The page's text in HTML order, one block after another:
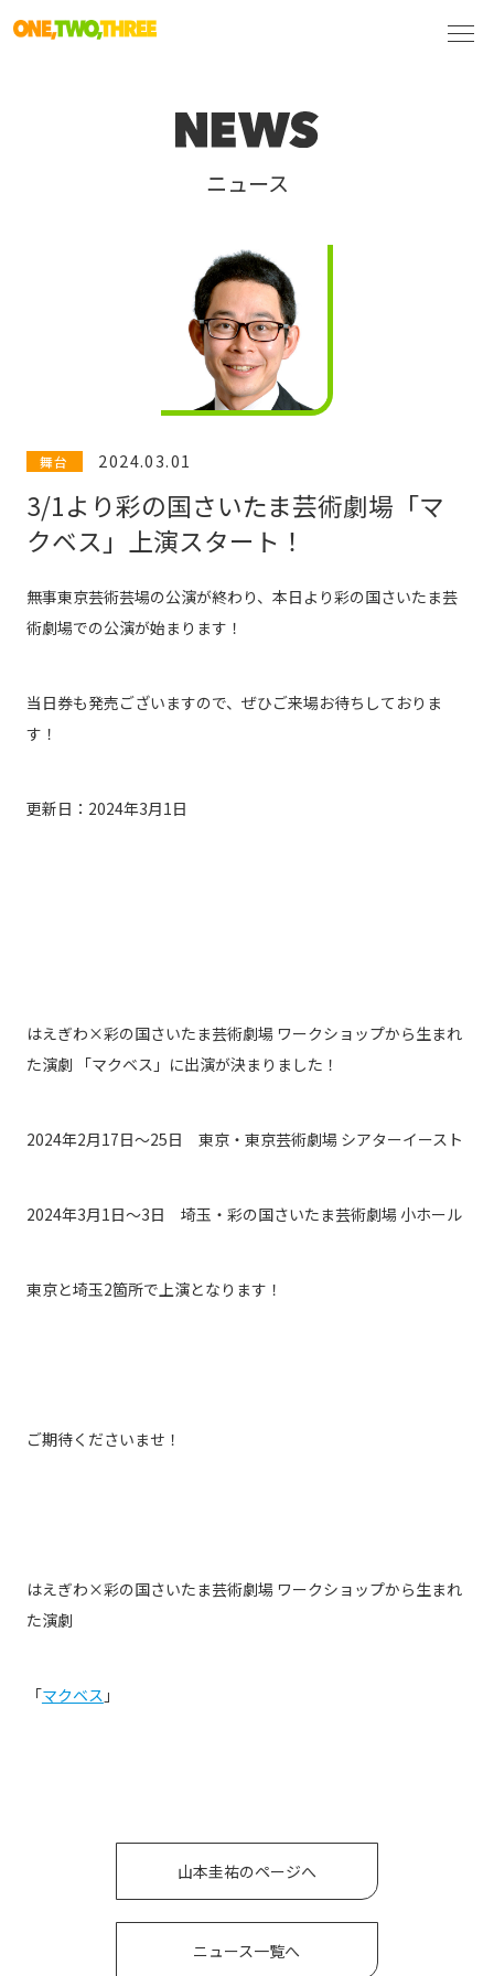
ニュース
舞台 2024.03.01
3/1より彩の国さいたま芸術劇場「マ
クベス」上演スタート！
無事東京芸術芸場の公演が終わり、本日より彩の国さいたま芸
術劇場での公演が始まります！
当日券も発売ございますので、ぜひご来場お待ちしておりま
す！
更新日：2024年3月1日
はえぎわ×彩の国さいたま芸術劇場 ワークショップから生まれ
た演劇
「マクベス」に出演が決まりました！
2024年2月17日〜25日 東京・東京芸術劇場 シアターイースト
2024年3月1日〜3日 埼玉・彩の国さいたま芸術劇場 小ホール
東京と埼玉2箇所で上演となります！
ご期待くださいませ！
はえぎわ×彩の国さいたま芸術劇場 ワークショップから生まれ
た演劇
「マクベス 」
山本圭祐のページへ
ニュース一覧へ